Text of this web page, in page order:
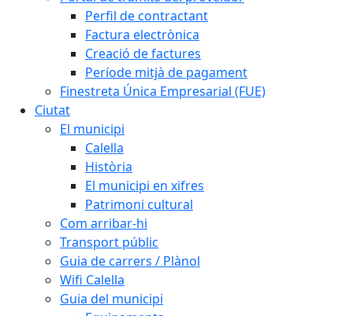
Perfil de contractant
Factura electrònica
Creació de factures
Període mitjà de pagament
Finestreta Única Empresarial (FUE)
Ciutat
El municipi
Calella
Història
El municipi en xifres
Patrimoni cultural
Com arribar-hi
Transport públic
Guia de carrers / Plànol
Wifi Calella
Guia del municipi